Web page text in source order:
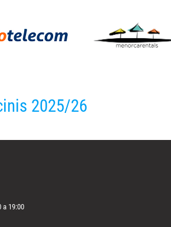
2025/26
a 19:00